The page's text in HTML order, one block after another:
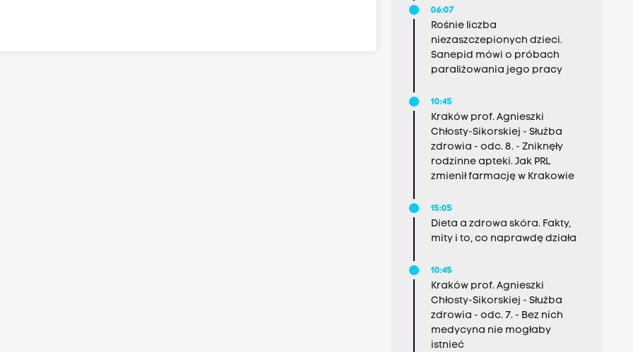
06:07
Rośnie liczba
niezaszczepionych dzieci.
Sanepid mówi o próbach
paraliżowania jego pracy
10:45
Kraków prof. Agnieszki
Chłosty-Sikorskiej - Służba
zdrowia - odc. 8. - Zniknęły
rodzinne apteki. Jak PRL
zmienił farmację w Krakowie
15:05
Dieta a zdrowa skóra. Fakty,
mity i to, co naprawdę działa
10:45
Kraków prof. Agnieszki
Chłosty-Sikorskiej - Służba
zdrowia - odc. 7. - Bez nich
medycyna nie mogłaby
istnieć